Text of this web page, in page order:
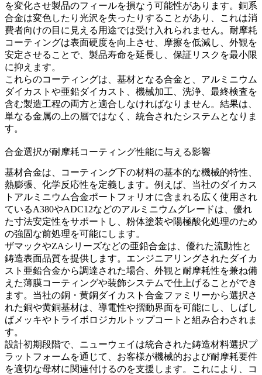
を変化させ製品のフィールを損なう可能性があります。銅系
合金は変色したり光沢を失ったりすることがあり、これは消
費者向けの目に見える用途では受け入れられません。耐摩耗
コーティングは表面硬度を向上させ、摩擦を低減し、外観を
安定させることで、製品寿命を延長し、保証リスクを最小限
に抑えます。
これらのコーティングは、基材となる合金と、 アルミニウム
ダイカスト や亜鉛ダイカスト
、機械加工、洗浄、最終検査を
含む製造工程の両方と適合しなければなりません。結果は、
単なる金属の上の層ではなく、統合されたシステムとなりま
す。
合金選択が耐摩耗コーティング性能に与える影響
基材合金は、コーティング下の材料の基本的な機械的特性、
熱膨張、化学反応性を定義します。例えば、当社のダイカス
トアルミニウム合金ポートフォリオに含まれる広く使用され
ているA380やADC12などのアルミニウムグレードは、優れ
た寸法安定性をサポートし、粉体塗装や陽極酸化処理のため
の強固な前処理を可能にします。
ザマックやZAシリーズなどの亜鉛合金は、優れた流動性と
鋳造表面品質を提供します。エンジニアリングされた ダイカ
スト亜鉛合金から調達された場合、外観と耐摩耗性を兼ね備
えた薄膜コーティングや装飾システムで仕上げることができ
ます。当社の銅・黄銅ダイカスト合金ファミリーから選択さ
れた銅や黄銅基材は、導電性や摺動界面を可能にし、しばし
ばメッキやトライボロジカルトップコートと組み合わされま
す。
設計初期段階で、ニューウェイは統合された鋳造材料選択プ
ラットフォームを通じて、お客様が機械的および耐摩耗要件
を適切な母材に関連付けるのを支援します。これにより、コ